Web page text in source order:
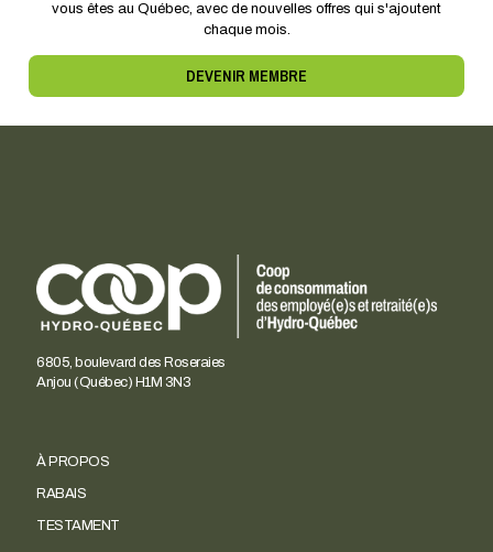
vous êtes au Québec, avec de nouvelles offres qui s'ajoutent
chaque mois.
DEVENIR MEMBRE
6805, boulevard des Roseraies
Anjou (Québec) H1M 3N3
À PROPOS
RABAIS
TESTAMENT